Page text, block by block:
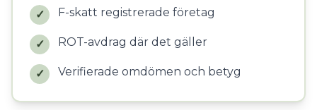
✓ F-skatt registrerade företag
✓ ROT-avdrag där det gäller
✓ Verifierade omdömen och betyg